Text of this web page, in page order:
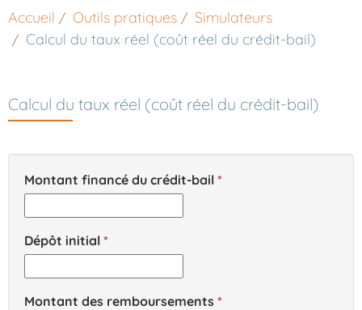
Accueil Outils pratiques
Simulateurs
Calcul du taux réel (coût réel du crédit-bail)
Calcul du taux réel (coût réel du crédit-bail)
Montant financé du crédit-bail
Dépôt initial
Montant des remboursements